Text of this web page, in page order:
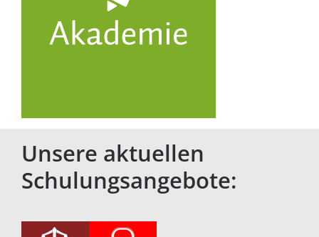
Unsere aktuellen
Schulungsangebote: